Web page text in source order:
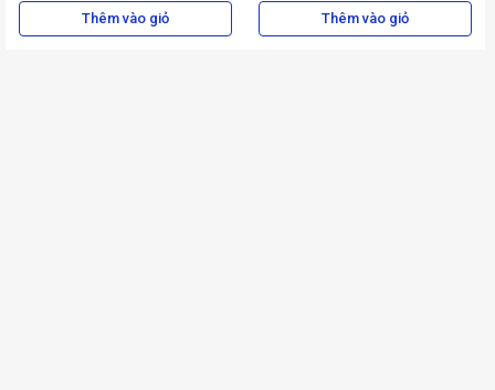
Thêm vào giỏ Thêm vào giỏ